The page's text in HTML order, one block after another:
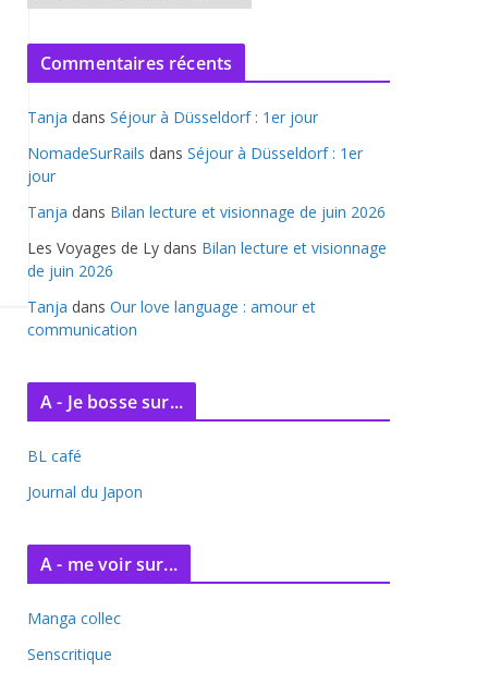
r
c
v
e
s
Commentaires récents
Tanja dans Séjour à Düsseldorf : 1er jour
NomadeSurRails dans Séjour à Düsseldorf : 1er
jour
Tanja dans Bilan lecture et visionnage de juin 2026
Les Voyages de Ly dans Bilan lecture et visionnage
de juin 2026
Tanja dans Our love language : amour et
communication
A - Je bosse sur...
BL café
Journal du Japon
A - me voir sur...
Manga collec
Senscritique